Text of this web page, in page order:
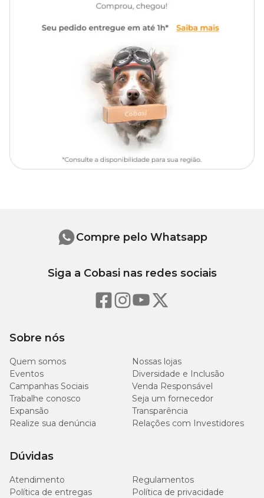
Sobre nós
Quem somos
Nossas lojas
Eventos
Diversidade e Inclusão
Campanhas Sociais
Venda Responsável
Trabalhe conosco
Seja um fornecedor
Expansão
Transparência
Realize sua denúncia
Relações com Investidores
Dúvidas
Atendimento
Regulamentos
Política de entregas
Política de privacidade
Compre pelo Whatsapp
Siga a Cobasi nas redes sociais